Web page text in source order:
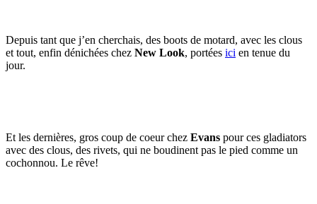
Depuis tant que j’en cherchais, des boots de motard, avec les clous
et tout, enfin dénichées chez New Look, portées ici en tenue du
jour.
Et les dernières, gros coup de coeur chez Evans pour ces gladiators
avec des clous, des rivets, qui ne boudinent pas le pied comme un
cochonnou. Le rêve!